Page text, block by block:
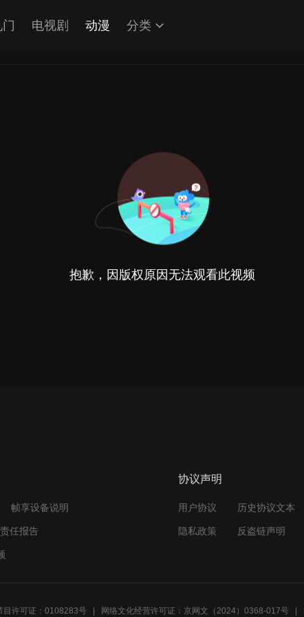
门 电视剧 动漫 分类
抱歉，因版权原因无法观看此视频
帧享设备说明
任报告
协议声明
用户协议 历史协议文本
隐私政策 反盗链声明
目许可证：0108283号 网络文化经营许可证：京网文（2024）0368-017号